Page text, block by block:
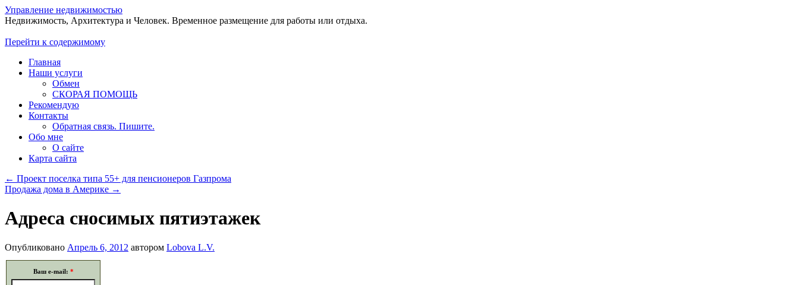
Управление недвижимостью
Недвижимость, Архитектура и Человек. Временное размещение для работы или отдыха.
Перейти к содержимому
Главная
Наши услуги
Обмен
СКОРАЯ ПОМОЩЬ
Рекомендую
Контакты
Обратная связь. Пишите.
Обо мне
О сайте
Карта сайта
← Проект поселка типа 55+ для пенсионеров Газпрома
Продажа дома в Америке →
Адреса сносимых пятиэтажек
Опубликовано Апрель 6, 2012 автором Lobova L.V.
Ваш e-mail: *